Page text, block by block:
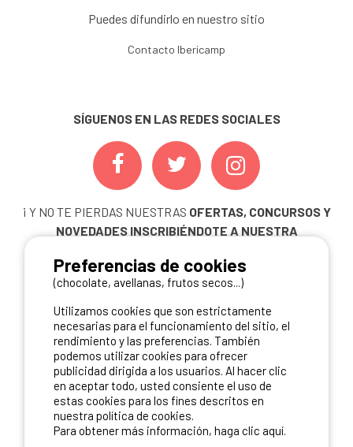
Puedes difundirlo en nuestro sitio
Contacto Ibericamp
SÍGUENOS EN LAS REDES SOCIALES
¡ Y NO TE PIERDAS NUESTRAS OFERTAS, CONCURSOS Y
NOVEDADES INSCRIBIÉNDOTE A NUESTRA
ME INSCRIBO
NUESTROS PARTNERS
Preferencias de cookies
(chocolate, avellanas, frutos secos...)
Utilizamos cookies que son estrictamente
necesarias para el funcionamiento del sitio, el
rendimiento y las preferencias. También
podemos utilizar cookies para ofrecer
publicidad dirigida a los usuarios. Al hacer clic
en aceptar todo, usted consiente el uso de
estas cookies para los fines descritos en
nuestra política de cookies.
Para obtener más información, haga clic aquí.